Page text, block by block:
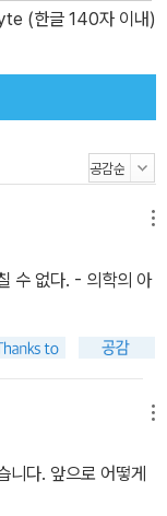
한다. 그 방식은 실
법, 전 세계 건강한
기까지 하다. 또한
큰 비중을 두고 다
게 한다. 지금 건강을
그대로의 음식에
인류는 여러 방향
, 훈연에서 통조림과
초가공 식품에 이르
니라 인간이 선호하
맛까지 모든 것을 반
않기란 어려운 일이라
아니라 주의력 결
경계 질환을 포함해
관되어 왔다. 이 책
(한글 140자 이내)
수 없다. - 의학의 아
니다. 앞으로 어떻게